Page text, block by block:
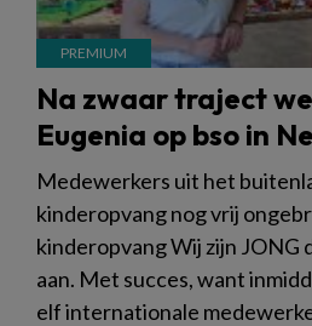
Na zwaar traject
Eugenia op bso in
Medewerkers uit het
kinderopvang nog vrij
kinderopvang Wij zijn JONG
aan. Met succes, want
elf internationale